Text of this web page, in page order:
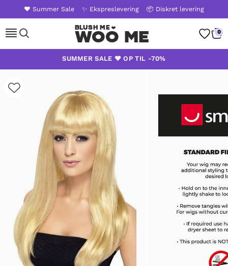
❤️ Summer Sale ✨ Ekspreslevering 📦 Diskret levering
Woo Me 0
SUMMER SALE ❤️ OP TIL -70%